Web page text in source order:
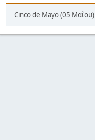
Cinco de Mayo (05 Μαΐου)